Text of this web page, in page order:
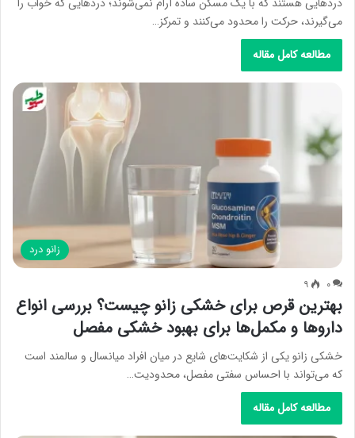
می‌گیرند، حرکت را محدود می‌کنند و تمرکز…
مطالعه کامل مقاله
زانو درد
۰ ۹
بهترین قرص برای خشکی زانو چیست؟ بررسی انواع
داروها و مکمل‌ها برای بهبود خشکی مفصل
خشکی زانو یکی از شکایت‌های شایع در میان افراد میانسال و سالمند است
که می‌تواند با احساس سفتی مفصل، محدودیت…
مطالعه کامل مقاله